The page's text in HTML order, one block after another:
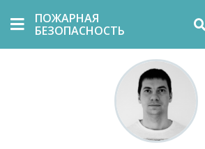
ПОЖАРНАЯ
БЕЗОПАСНОСТЬ